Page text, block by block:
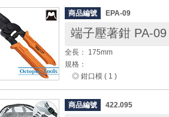
切斷能力：銅線直徑0.6mm
◆ 適合垂直剪斷作業，鉗口刃部
◆ 鉗口開口幅度可透過微調螺絲
六角扳手1支，方便調整。
◆ ESD防靜電手柄，表面阻值
握。
◆ 柄部附彈簧，適合專業連續使
商品編號 EPA-09
端子壓著鉗 PA-
全長： 175mm
規格：
◎ 鉗口模 ( 1 )
鉗口幅度： 1.0mm
鉗口高度： 0.5mm
鉗口厚度： 1.7mm
商品編號 422.095